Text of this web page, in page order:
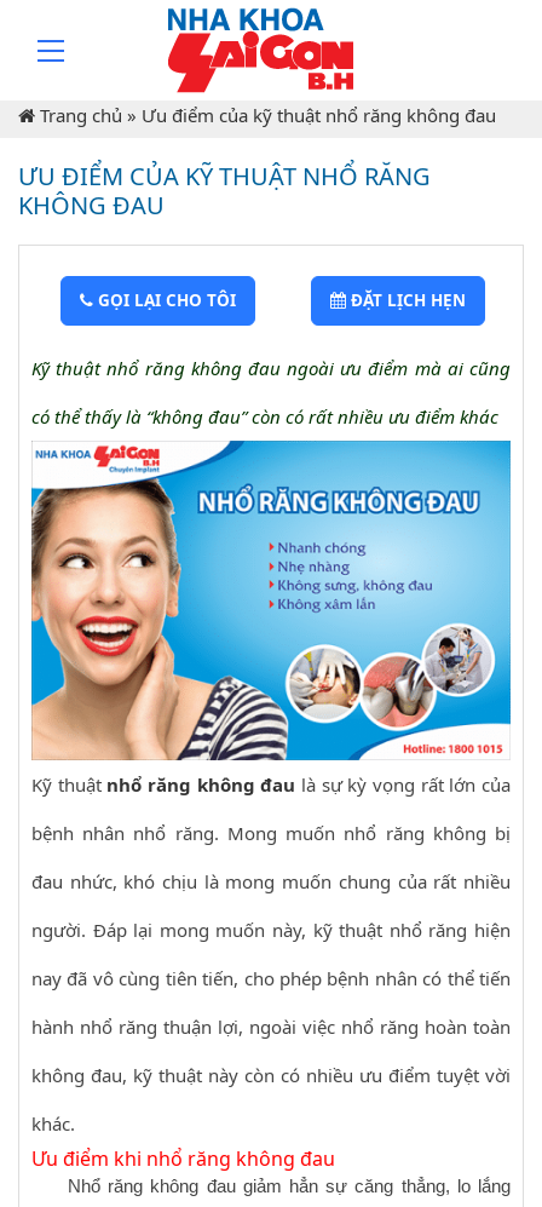
Trang chủ » Ưu điểm của kỹ thuật nhổ răng không đau
ƯU ĐIỂM CỦA KỸ THUẬT NHỔ RĂNG
KHÔNG ĐAU
GỌI LẠI CHO TÔI ĐẶT LỊCH HẸN
Kỹ thuật nhổ răng không đau ngoài ưu điểm mà ai cũng
có thể thấy là “không đau” còn có rất nhiều ưu điểm khác
Kỹ thuật nhổ răng không đau là sự kỳ vọng rất lớn của
bệnh nhân nhổ răng. Mong muốn nhổ răng không bị
đau nhức, khó chịu là mong muốn chung của rất nhiều
người. Đáp lại mong muốn này, kỹ thuật nhổ răng hiện
nay đã vô cùng tiên tiến, cho phép bệnh nhân có thể tiến
hành nhổ răng thuận lợi, ngoài việc nhổ răng hoàn toàn
không đau, kỹ thuật này còn có nhiều ưu điểm tuyệt vời
khác.
Ưu điểm khi nhổ răng không đau
Nhổ răng không đau giảm hẳn sự căng thẳng, lo lắng